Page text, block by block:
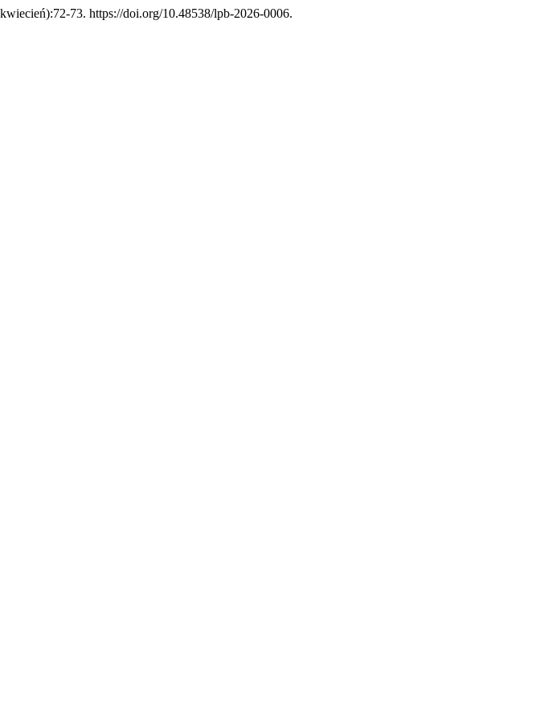
73. https://doi.org/10.48538/lpb-2026-0006.